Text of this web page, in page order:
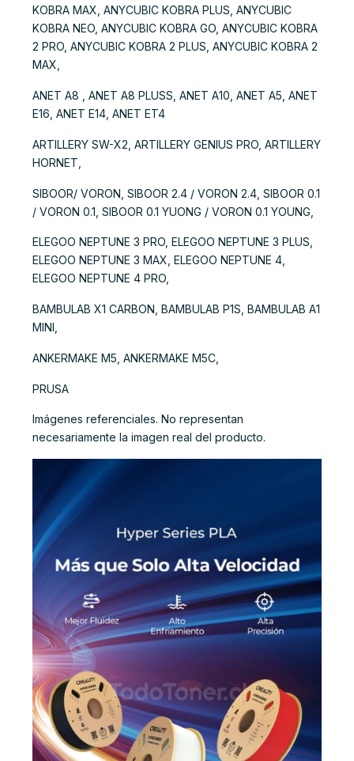
KOBRA MAX, ANYCUBIC KOBRA PLUS, ANYCUBIC
KOBRA NEO, ANYCUBIC KOBRA GO, ANYCUBIC KOBRA
2 PRO, ANYCUBIC KOBRA 2 PLUS, ANYCUBIC KOBRA 2
MAX,
ANET A8 , ANET A8 PLUSS, ANET A10, ANET A5, ANET
E16, ANET E14, ANET ET4
ARTILLERY SW-X2, ARTILLERY GENIUS PRO, ARTILLERY
HORNET,
SIBOOR/ VORON, SIBOOR 2.4 / VORON 2.4, SIBOOR 0.1
/ VORON 0.1, SIBOOR 0.1 YUONG / VORON 0.1 YOUNG,
ELEGOO NEPTUNE 3 PRO, ELEGOO NEPTUNE 3 PLUS,
ELEGOO NEPTUNE 3 MAX, ELEGOO NEPTUNE 4,
ELEGOO NEPTUNE 4 PRO,
BAMBULAB X1 CARBON, BAMBULAB P1S, BAMBULAB A1
MINI,
ANKERMAKE M5, ANKERMAKE M5C,
PRUSA
Imágenes referenciales. No representan
necesariamente la imagen real del producto.